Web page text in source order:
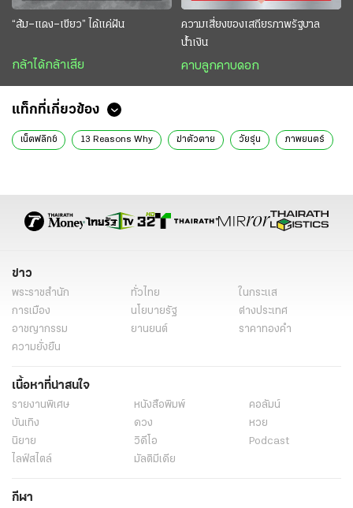
“ส้ม–แดง–เขียว” ได้แค่ฝัน
กล้าได้กล้าเสีย
ความเสี่ยงของเสถียรภาพรัฐบาล
น้ำเงิน
คาบลูกคาบดอก
แท็กที่เกี่ยวข้อง
เน็ตฟลิกซ์ 13 Reasons Why ฆ่าตัวตาย วัยรุ่น ภาพยนตร์
ข่าว
พระราชสำนัก ทั่วไทย
ในกระแส
การเมือง
นโยบายรัฐ
ต่างประเทศ
อาชญากรรม
ยานยนต์
ราคาทองคำ
ความยั่งยืน
เนื้อหาที่น่าสนใจ
รายงานพิเศษ หนังสือพิมพ์
คอลัมน์
บันเทิง
ดวง
หวย
นิยาย
วิดีโอ
Podcast
ไลฟ์สไตล์
มัลติมีเดีย
กีฬา